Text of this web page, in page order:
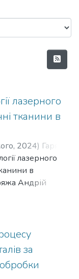
лазерного
тканини в
, 2024) Гаряжа,
Михайло
лазерного
в
Андрій
НТУУ «КПІ ім.
тканини
системи для
за